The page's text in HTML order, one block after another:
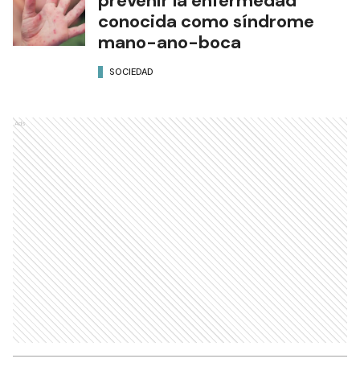
conocida como síndrome
mano-ano-boca
SOCIEDAD
Ads